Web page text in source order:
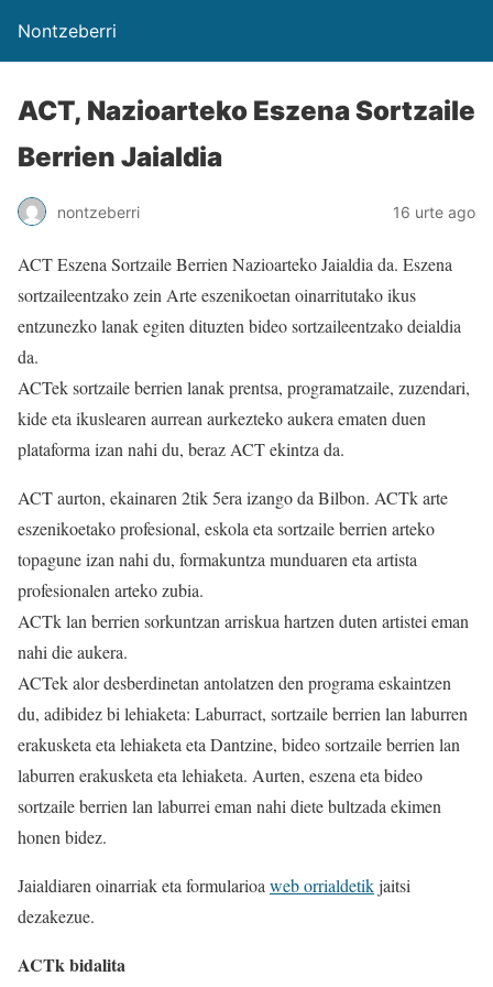
Nontzeberri
ACT, Nazioarteko Eszena Sortzaile
Berrien Jaialdia
nontzeberri 16 urte ago
ACT Eszena Sortzaile Berrien Nazioarteko Jaialdia da. Eszena
sortzaileentzako zein Arte eszenikoetan oinarritutako ikus
entzunezko lanak egiten dituzten bideo sortzaileentzako deialdia
da.
ACTek sortzaile berrien lanak prentsa, programatzaile, zuzendari,
kide eta ikuslearen aurrean aurkezteko aukera ematen duen
plataforma izan nahi du, beraz ACT ekintza da.
ACT aurton, ekainaren 2tik 5era izango da Bilbon. ACTk arte
eszenikoetako profesional, eskola eta sortzaile berrien arteko
topagune izan nahi du, formakuntza munduaren eta artista
profesionalen arteko zubia.
ACTk lan berrien sorkuntzan arriskua hartzen duten artistei eman
nahi die aukera.
ACTek alor desberdinetan antolatzen den programa eskaintzen
du, adibidez bi lehiaketa: Laburract, sortzaile berrien lan laburren
erakusketa eta lehiaketa eta Dantzine, bideo sortzaile berrien lan
laburren erakusketa eta lehiaketa. Aurten, eszena eta bideo
sortzaile berrien lan laburrei eman nahi diete bultzada ekimen
honen bidez.
Jaialdiaren oinarriak eta formularioa web orrialdetikjaitsi
dezakezue.
ACTk bidalita